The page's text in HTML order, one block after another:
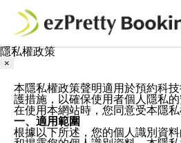
隱私權政策
×
本隱私權政策聲明適用於預約科
護措施，以確保使用者個人隱私的
在使用本網站時，您同意受本隱
一、適用範圍
根據以下所述，您的個人識別資